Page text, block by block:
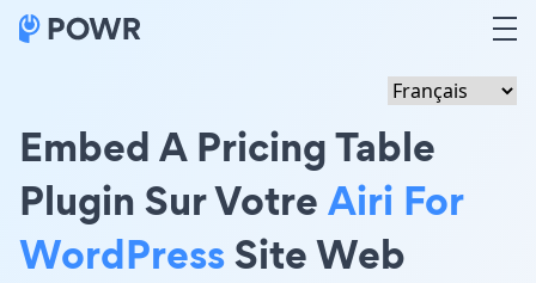
Embed A Pricing Table
Plugin Sur VotreAiri For
WordPressSite Web